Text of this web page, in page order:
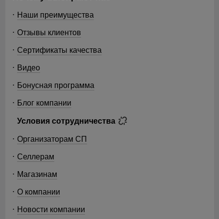
Наши преимущества
Отзывы клиентов
Сертификаты качества
Видео
Бонусная программа
Блог компании
Условия сотрудничества
Организаторам СП
Селлерам
Магазинам
О компании
Новости компании